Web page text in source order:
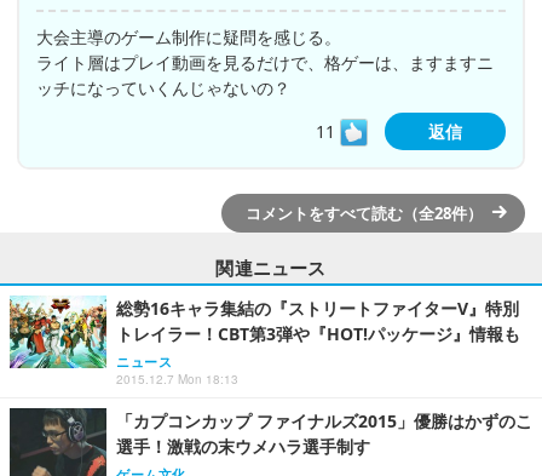
大会主導のゲーム制作に疑問を感じる。
ライト層はプレイ動画を見るだけで、格ゲーは、ますますニ
ッチになっていくんじゃないの？
11
返信
コメントをすべて読む（全28件）
関連ニュース
総勢16キャラ集結の『ストリートファイターV』特別
トレイラー！CBT第3弾や『HOT!パッケージ』情報も
ニュース
2015.12.7 Mon 18:13
「カプコンカップ ファイナルズ2015」優勝はかずのこ
選手！激戦の末ウメハラ選手制す